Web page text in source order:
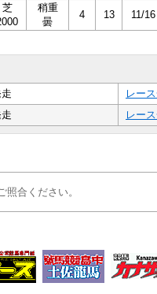
芝
稍重
曇
4 13 11/16
レー
レー
合ください。